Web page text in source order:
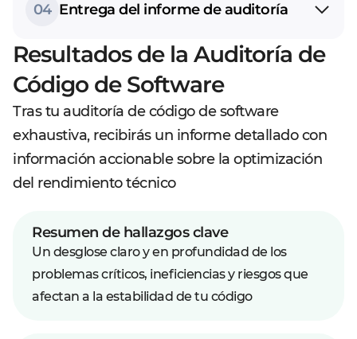
04 Entrega del informe de auditoría
Resultados de la Auditoría de
Código de Software
Tras tu auditoría de código de software
exhaustiva, recibirás un informe detallado con
información accionable sobre la optimización
del rendimiento técnico
Resumen de hallazgos clave
Un desglose claro y en profundidad de los
problemas críticos, ineficiencias y riesgos que
afectan a la estabilidad de tu código